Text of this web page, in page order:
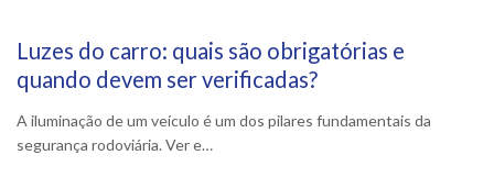
1 Junho, 2026
Luzes do carro: quais são obrigatórias e
quando devem ser verificadas?
A iluminação de um veículo é um dos pilares fundamentais da
segurança rodoviária. Ver e…